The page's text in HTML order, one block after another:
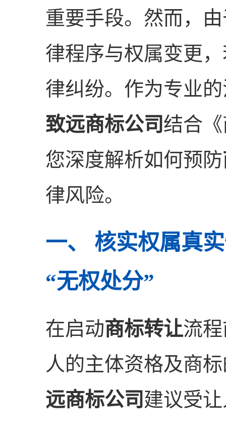
重要手段。然而，
律程序与权属变更
律纠纷。作为专业
致远商标公司结合
您深度解析如何预防
律风险。
一、 核实权属真
“无权处分”
在启动商标转让流
人的主体资格及商
远商标公司 建议受